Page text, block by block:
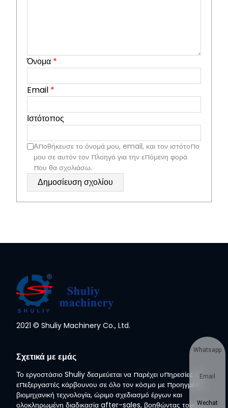
Όνομα *
Email *
Ιστότοπος
Αποθήκευσε το όνομά μου, email, και τον ιστότοπο
μου σε αυτόν τον πλοηγό για την επόμενη φορά
που θα σχολιάσω.
2021 © Shuliy Machinery Co., Ltd.
Σχετικά με εμάς
Το εργοστάσιο Shuliy δεσμεύεται να παρέχει υπηρεσίες σε
επεξεργαστές κάρβουνου σε όλο τον κόσμο με προηγμένη
βιομηχανική τεχνολογία, ώριμο σχεδιασμό έργων και
ολοκληρωμένη διαδικασία after-sales, βοηθώντας τους να
Whatsapp
Email
Wechat